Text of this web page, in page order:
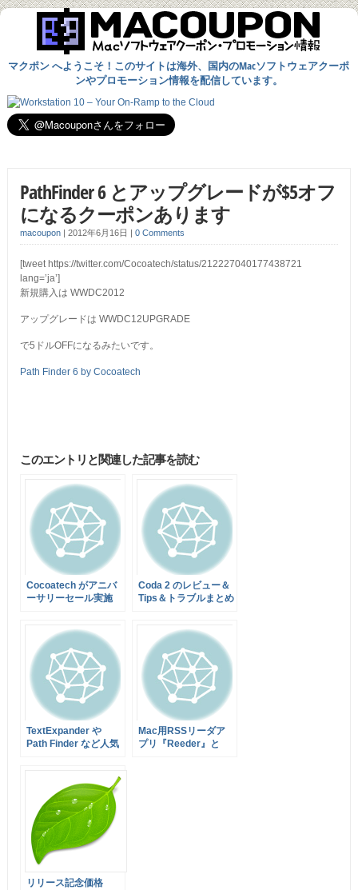
マクポン へようこそ！このサイトは海外、国内のMacソフトウェアクーポ
ンやプロモーション情報を配信しています。
PathFinder 6 とアップグレードが$5オフ
になるクーポンあります
macoupon| 2012年6月16日 | 0 Comments
[tweet https://twitter.com/Cocoatech/status/212227040177438721
lang=’ja’]
新規購入は WWDC2012
アップグレードは WWDC12UPGRADE
で5ドルOFFになるみたいです。
Path Finder 6 by Cocoatech
このエントリと関連した記事を読む
Cocoatech がアニバ
ーサリーセール実施
なるクーポンあります
Coda 2 のレビュー＆
Tips＆トラブルまとめ
TextExpander や
Path Finder など人気
Macs が87%オフの
$29.99で販売中！
Mac用RSSリーダア
プリ『Reeder』と
リリース記念価格